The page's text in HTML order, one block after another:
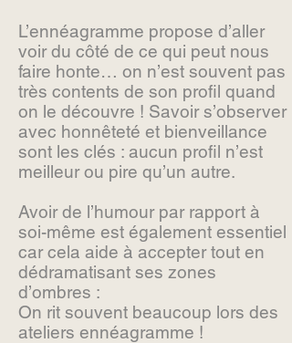
L’ennéagramme propose d’aller
voir du côté de ce qui peut nous
faire honte… on n’est souvent pas
très contents de son profil quand
on le découvre ! Savoir s’observer
avec honnêteté et bienveillance
sont les clés : aucun profil n’est
meilleur ou pire qu’un autre.
Avoir de l’humour par rapport à
soi-même est également essentiel
car cela aide à accepter tout en
dédramatisant ses zones
d’ombres :
On rit souvent beaucoup lors des
ateliers ennéagramme !